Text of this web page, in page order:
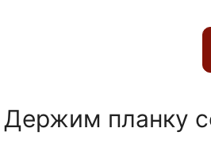
Держим планку